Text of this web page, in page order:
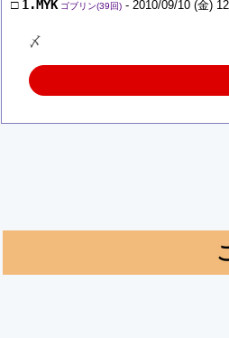
□ 1.MYK ゴブリン(39回) - 2010/09/10 (金)
〆